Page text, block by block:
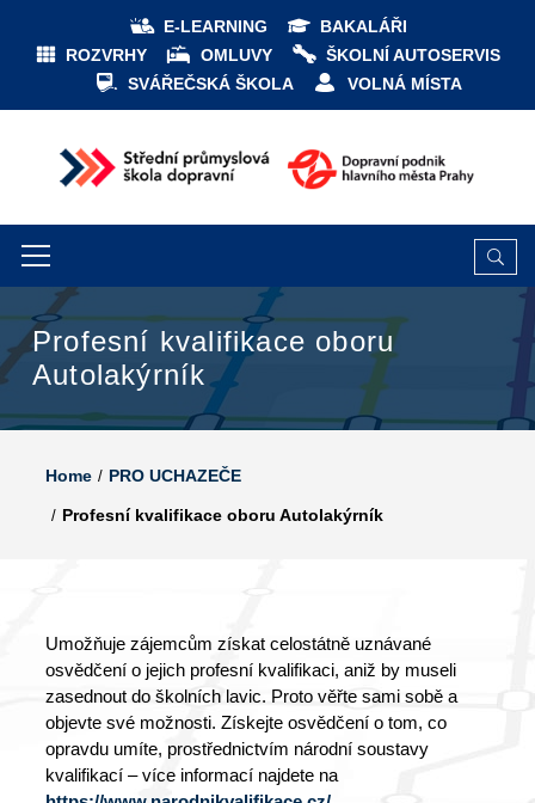
E-LEARNING
BAKALÁŘI
ROZVRHY
OMLUVY
ŠKOLNÍ AUTOSERVIS
SVÁŘEČSKÁ ŠKOLA
VOLNÁ MÍSTA
Profesní kvalifikace oboru
Autolakýrník
Home PRO UCHAZEČE
Profesní kvalifikace oboru Autolakýrník
Umožňuje zájemcům získat celostátně uznávané
osvědčení o jejich profesní kvalifikaci, aniž by museli
zasednout do školních lavic. Proto věřte sami sobě a
objevte své možnosti. Získejte osvědčení o tom, co
opravdu umíte, prostřednictvím národní soustavy
kvalifikací – více informací najdete na